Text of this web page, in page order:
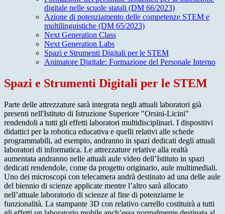
digitale nelle scuole statali (DM 66/2023)
Azione di potenziamento delle competenze STEM e
multilinguistiche (DM 65/2023)
Next Generation Class
Next Generation Labs
Spazi e Strumenti Digitali per le STEM
Animatore Digitale: Formazione del Personale Interno
Spazi e Strumenti Digitali per le STEM
Parte delle attrezzature sarà integrata negli attuali laboratori già
presenti nell'Istituto di Istruzione Superiore "Orsini-Licini"
rendendoli a tutti gli effetti laboratori multidisciplinari. I dispositivi
didattici per la robotica educativa e quelli relativi alle schede
programmabili, ad esempio, andranno in spazi dedicati degli attuali
laboratori di informatica. Le attrezzature relative alla realtà
aumentata andranno nelle attuali aule video dell’Istituto in spazi
dedicati rendendole, come da progetto originario, aule multimediali.
Uno dei microscopi con telecamera andrà destinato ad una delle aule
del biennio di scienze applicate mentre l’altro sarà allocato
nell’attuale laboratorio di scienze al fine di potenziarne le
funzionalità. La stampante 3D con relativo carrello costituirà a tutti